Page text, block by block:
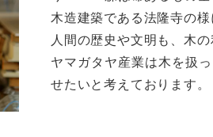
木造建築である法隆寺の
人間の歴史や文明も、木
ヤマガタヤ産業は木を扱
せたいと考えております。